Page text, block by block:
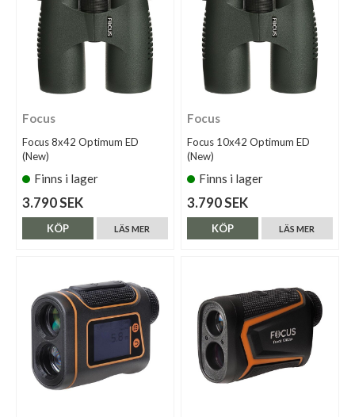
Focus
Focus 8x42 Optimum ED
(New)
Finns i lager
3.790 SEK
LÄS MER
KÖP
Focus
Focus 10x42 Optimum ED
(New)
Finns i lager
3.790 SEK
LÄS MER
KÖP